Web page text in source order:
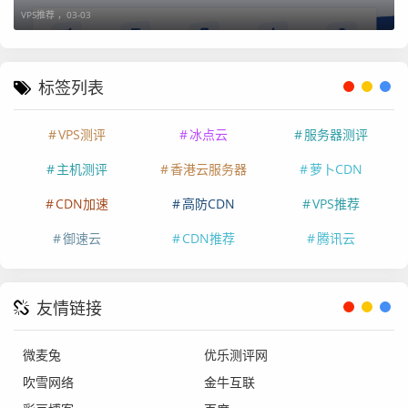
国内节点 (22
179 ms 45.6 ms
精品实
测评结论：-BGP 实例：拥有极佳的国际互联带宽，适合面
向海外市场的业务，性价比较高。 -
精品实例：在回国延迟
上表现卓越（45ms 左右），采用了精品线路优化，是追求
四、 产品推荐与选购建议
署等。
大宽带、多 IP 支持、性价比极高。 -
购链接：
点击前往购买 BGP 实例
VPS推荐 ， 03-03
标签列表
VPS测评 冰点云
服务器测评
主机测评
香港云服务器
萝卜CDN
CDN加速
高防CDN
VPS推荐
御速云
CDN推荐 腾讯云
友情链接
微麦兔
优乐测评网
吹雪网络
金牛互联